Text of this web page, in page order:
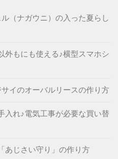
（ナガウニ）の入った夏らし
外もにも使える♪横型スマホシ
イのオーバルリースの作り方
入れ♪電気工事が必要な買い替
あじさい守り」の作り方